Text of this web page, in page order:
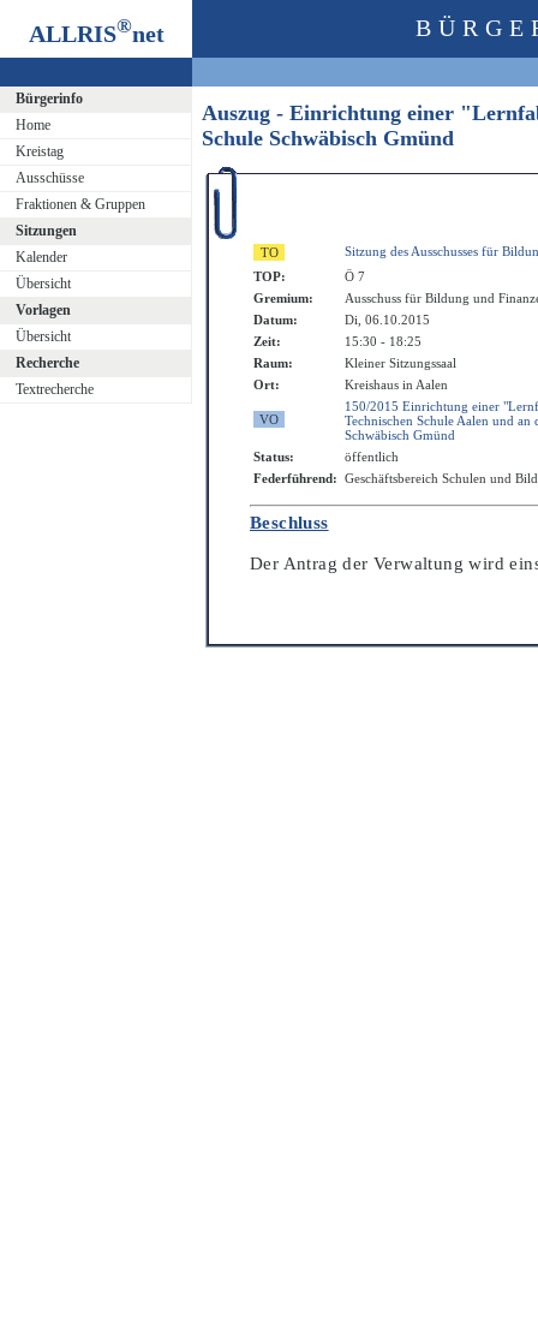
ALLRIS®net
Bürgerinfo
Home
Kreistag
Ausschüsse
Fraktionen & Gruppen
Sitzungen
Kalender
Übersicht
Vorlagen
Übersicht
Recherche
Textrecherche
Auszug - Einrichtung einer
Schule Schwäbisch Gmünd
Sitzung des Ausschusses für
TOP:
Ö 7
Gremium:
Ausschuss für Bildung und
Datum:
Di, 06.10.2015
Zeit:
15:30 - 18:25
Raum:
Kleiner Sitzungssaal
Ort:
Kreishaus in Aalen
150/2015 Einrichtung einer
Technischen Schule Aalen und an
Schwäbisch Gmünd
Status:
öffentlich
Federführend: Geschäftsbereich Schulen und
Beschluss
Der Antrag der Verwaltung wird